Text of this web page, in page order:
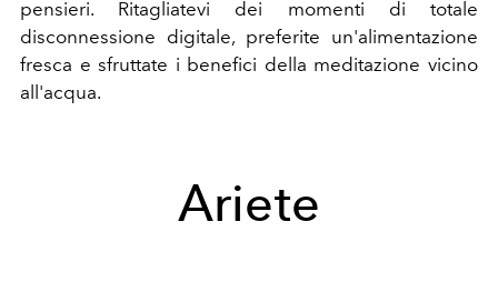
pensieri. Ritagliatevi dei momenti di totale
disconnessione digitale, preferite un'alimentazione
fresca e sfruttate i benefici della meditazione vicino
all'acqua.
Ariete